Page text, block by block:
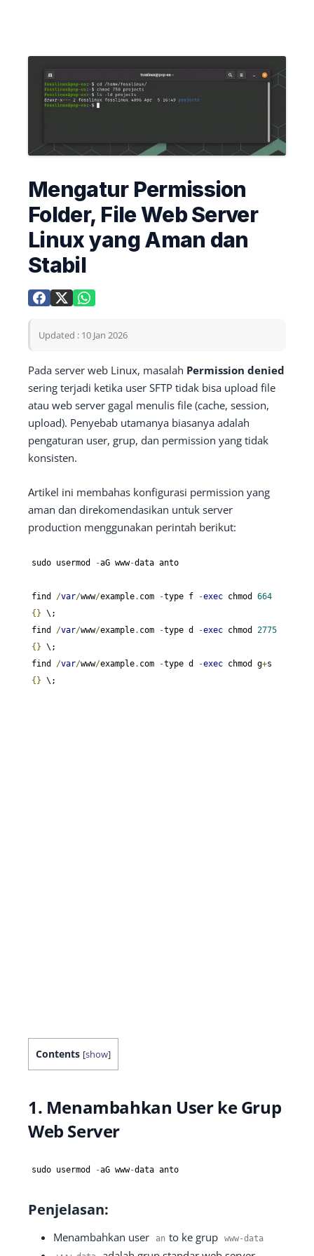
Mengatur Permission
Folder, File Web Server
Linux yang Aman dan
Stabil
Updated : 10 Jan 2026
Pada server web Linux, masalah Permission denied
sering terjadi ketika user SFTP tidak bisa upload file
atau web server gagal menulis file (cache, session,
upload). Penyebab utamanya biasanya adalah
pengaturan user, grup, dan permission yang tidak
konsisten.
Artikel ini membahas konfigurasi permission yang
aman dan direkomendasikan untuk server
production menggunakan perintah berikut:
sudo usermod -aG www-data anto
find /var/www/example. com -type f -exec chmod 664
{} \;
find /var/www/example. com -type d -exec chmod 2775
{} \;
find /var/www/example. com -type d -exec chmod g+
{} \;
Contents [show]
1. Menambahkan User ke Grup
Web Server
sudo usermod -aG www-data anto
Penjelasan:
Menambahkan user an to ke grup www-data